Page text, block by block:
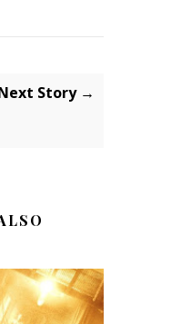
Story →